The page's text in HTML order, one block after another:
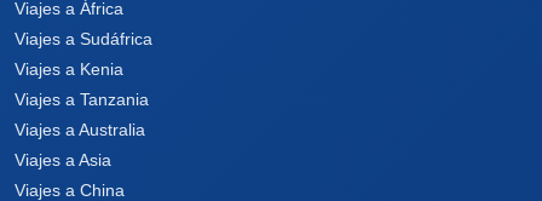
Viajes a África
Viajes a Sudáfrica
Viajes a Kenia
Viajes a Tanzania
Viajes a Australia
Viajes a Asia
Viajes a China